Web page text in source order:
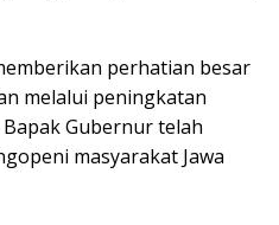
perhatian besar
melalui peningkatan
Gubernur telah
masyarakat Jawa